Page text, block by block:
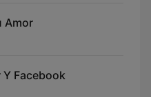
Amor
Y Facebook